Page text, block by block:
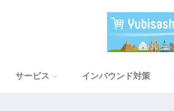
サービス インバウンド対策